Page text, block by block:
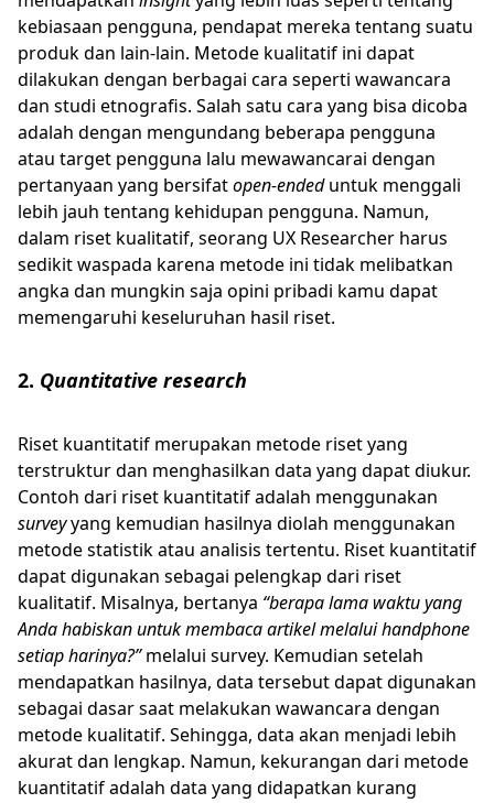
kebiasaan pengguna, pendapat mereka tentang suatu
produk dan lain-lain. Metode kualitatif ini dapat
dilakukan dengan berbagai cara seperti wawancara
dan studi etnografis. Salah satu cara yang bisa dicoba
adalah dengan mengundang beberapa pengguna
atau target pengguna lalu mewawancarai dengan
pertanyaan yang bersifatopen-endeduntuk menggali
lebih jauh tentang kehidupan pengguna. Namun,
dalam riset kualitatif, seorang UX Researcher harus
sedikit waspada karena metode ini tidak melibatkan
angka dan mungkin saja opini pribadi kamu dapat
memengaruhi keseluruhan hasil riset.
2. Quantitative research
Riset kuantitatif merupakan metode riset yang
terstruktur dan menghasilkan data yang dapat diukur.
Contoh dari riset kuantitatif adalah menggunakan
surveyyang kemudian hasilnya diolah menggunakan
metode statistik atau analisis tertentu. Riset kuantitatif
dapat digunakan sebagai pelengkap dari riset
kualitatif. Misalnya, bertanya “berapa lama waktu yang
Anda habiskan untuk membaca artikel melalui handphone
setiap harinya?”melalui survey. Kemudian setelah
mendapatkan hasilnya, data tersebut dapat digunakan
sebagai dasar saat melakukan wawancara dengan
metode kualitatif. Sehingga, data akan menjadi lebih
akurat dan lengkap. Namun, kekurangan dari metode
kuantitatif adalah data yang didapatkan kurang